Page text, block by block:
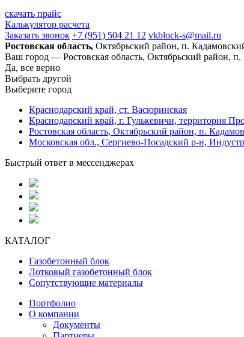
скачать прайс
Калькулятор расчета
Заказать звонок +7 (951) 504 21 12 vkblock-s@mail.ru
Ростовская область, Октябрьский район, п.
Ваш город — Ростовская область, Октябрьский район,
Да, все верно
Выбрать другой
Выберите город
Краснодарский край, ст. Васюринская
Краснодарский край, г. Гулькевичи, территория
Ростовская область, Октябрьский район, п.
Московская обл., Сергиево-Посадский р-н,
Быстрый ответ в мессенджерах
КАТАЛОГ
Газобетонный блок
Лотковый газобетонный блок
Сопутствующие материалы
Портфолио
О компании
Документы